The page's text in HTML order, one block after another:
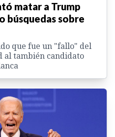
matar a Trump
búsquedas sobre
que fue un "fallo" del
al también candidato